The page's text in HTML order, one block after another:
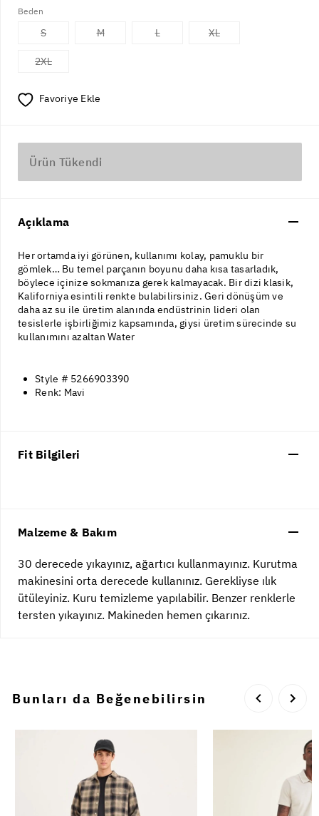
Beden
S M L XL
2XL
Favoriye Ekle
Ürün Tükendi
Açıklama
Her ortamda iyi görünen, kullanımı kolay, pamuklu bir
gömlek… Bu temel parçanın boyunu daha kısa tasarladık,
böylece içinize sokmanıza gerek kalmayacak. Bir dizi klasik,
Kaliforniya esintili renkte bulabilirsiniz. Geri dönüşüm ve
daha az su ile üretim alanında endüstrinin lideri olan
tesislerle işbirliğimiz kapsamında, giysi üretim sürecinde su
kullanımını azaltan Water
Style # 5266903390
Renk: Mavi
Fit Bilgileri
Malzeme & Bakım
30 derecede yıkayınız, ağartıcı kullanmayınız. Kurutma
makinesini orta derecede kullanınız. Gerekliyse ılık
ütüleyiniz. Kuru temizleme yapılabilir. Benzer renklerle
tersten yıkayınız. Makineden hemen çıkarınız.
Bunları da Beğenebilirsin